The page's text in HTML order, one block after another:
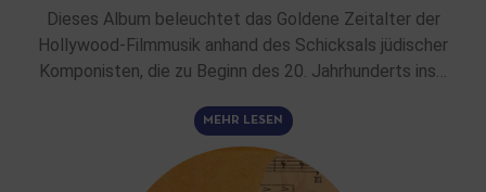
Dieses Album beleuchtet das Goldene Zeitalter der
Hollywood-Filmmusik anhand des Schicksals jüdischer
Komponisten, die zu Beginn des 20. Jahrhunderts ins…
MEHR LESEN